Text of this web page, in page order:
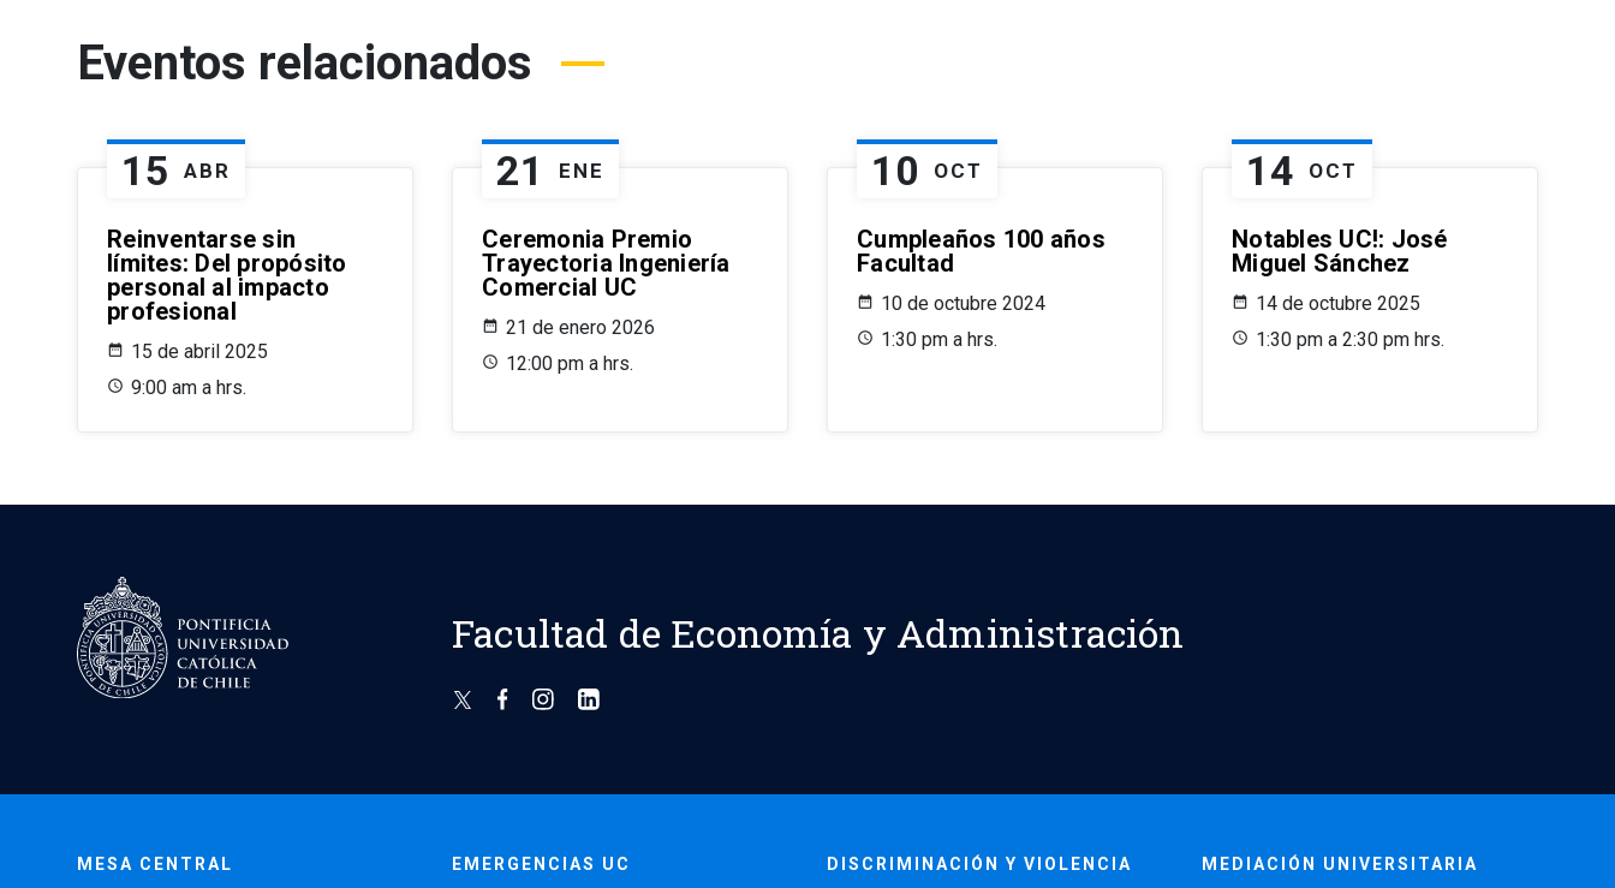
Eventos relacionados
15 ABR
Reinventarse sin
límites: Del propósito
personal al impacto
profesional
15 de abril 2025
9:00 am a hrs.
21 ENE
Ceremonia Premio
Trayectoria Ingeniería
Comercial UC
21 de enero 2026
12:00 pm a hrs.
10 OCT
Cumpleaños 100 años
Facultad
10 de octubre 2024
1:30 pm a hrs.
14 OCT
Notables UC!: José
Miguel Sánchez
14 de octubre 2025
1:30 pm a 2:30 pm hrs.
Facultad de Economía y Administración
MESA CENTRAL EMERGENCIAS UC DISCRIMINACIÓN Y VIOLENCIA MEDIACIÓN UNIVERSITARIA